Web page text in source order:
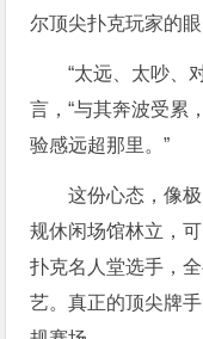
尔顶尖扑克玩家的眼
“太远、太吵、
言，“与其奔波受累
验感远超那里。”
这份心态，像
规休闲场馆林立，
扑克名人堂选手，
艺。真正的顶尖牌